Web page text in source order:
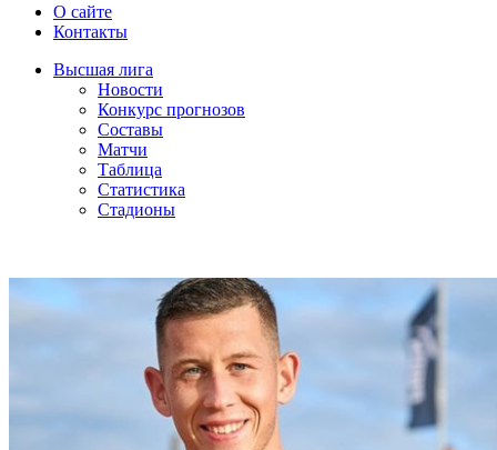
О сайте
Контакты
Высшая лига
Новости
Конкурс прогнозов
Составы
Матчи
Таблица
Статистика
Стадионы